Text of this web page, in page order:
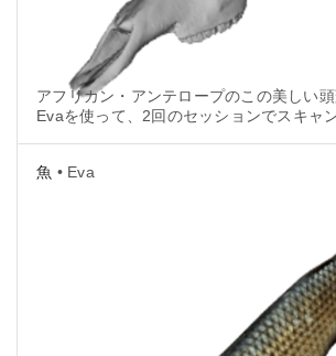
アフリカン・アンテロープのこの美しい頭
Evaを使って、2回のセッションでスキャ
魚 • Eva